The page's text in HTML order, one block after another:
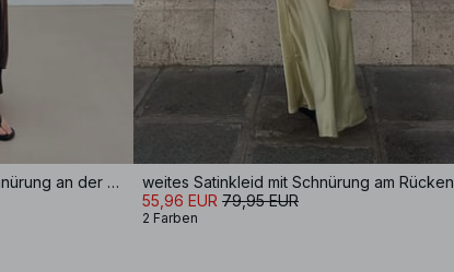
fließendes Maxikleid mit Schnürung an der Schulter
weites Satinkleid mit Schnürung am Rücken
55,96 EUR 79,95 EUR
2 Farben